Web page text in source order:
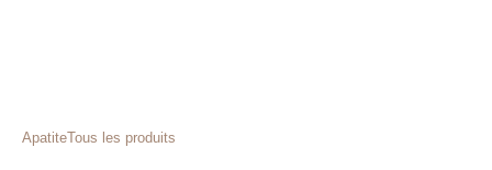
ApatiteTous les produits